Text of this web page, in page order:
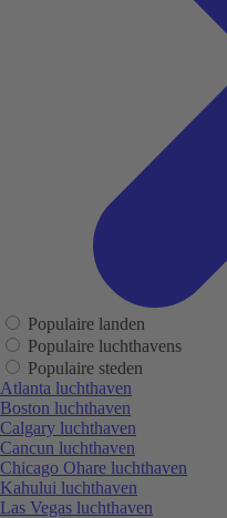
Populaire landen
Populaire luchthavens
Populaire steden
Atlanta luchthaven
Boston luchthaven
Calgary luchthaven
Cancun luchthaven
Chicago Ohare luchthaven
Kahului luchthaven
Las Vegas luchthaven